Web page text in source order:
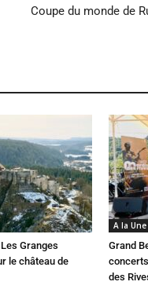
Coupe du monde de
Granges
le château de
A la Une
Grand
des